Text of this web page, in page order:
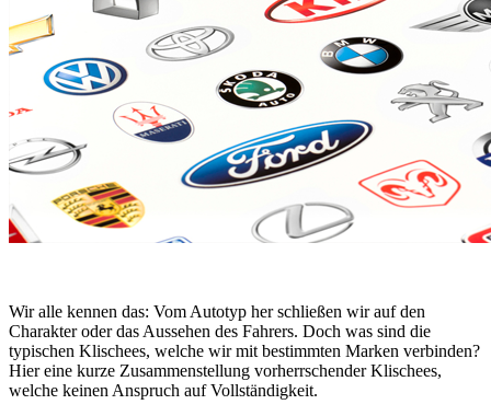
Wir alle kennen das: Vom Autotyp her schließen wir auf den
Charakter oder das Aussehen des Fahrers. Doch was sind die
typischen Klischees, welche wir mit bestimmten Marken verbinden?
Hier eine kurze Zusammenstellung vorherrschender Klischees,
welche keinen Anspruch auf Vollständigkeit.